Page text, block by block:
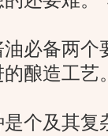
备两个
酿造工艺。
及其复